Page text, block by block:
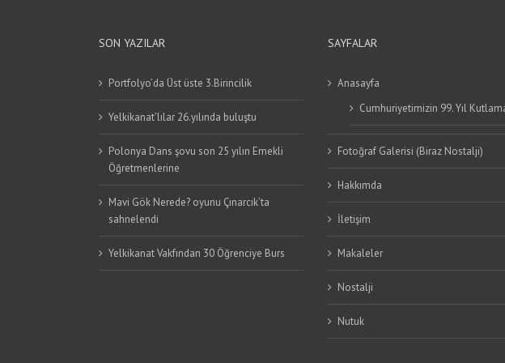
SON YAZILAR
Portfolyo’da Üst üste 3.Birincilik
Yelkikanat’lılar 26.yılında buluştu
Polonya Dans şovu son 25 yılın Emekli
Öğretmenlerine
Mavi Gök Nerede? oyunu Çınarcık’ta
sahnelendi
Yelkikanat Vakfından 30 Öğrenciye Burs
SAYFALAR
Anasayfa
Cumhuriyetimizin 99. Yıl
Fotoğraf Galerisi (Biraz Nostalji)
Hakkımda
İletişim
Makaleler
Nostalji
Nutuk